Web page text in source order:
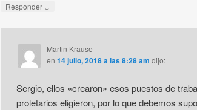
Responder ↓
Martin Krause
en 14 julio, 2018 a las 8:28 am dijo:
Sergio, ellos «crearon» esos puestos de
proletarios eligieron, por lo que debemos